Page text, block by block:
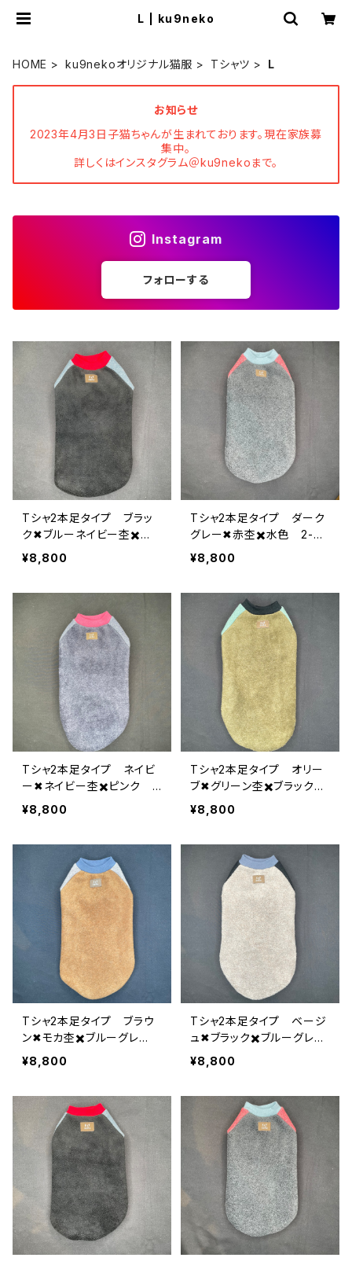
L | ku9neko
HOME ku9nekoオリジナル猫服 Tシャツ L
お知らせ
2023年4月3日子猫ちゃんが生まれております。現在家族募
集中。
詳しくはインスタグラム＠ku9nekoまで。
Instagram
フォローする
Tシャ2本足タイプ ブラッ
ク✖︎ブルーネイビー杢✖️
赤 2-XL-009
¥8,800
Tシャ2本足タイプ ダーク
グレー✖︎赤杢✖️水色 2-XL
-008
¥8,800
Tシャ2本足タイプ ネイビ
ー✖︎ネイビー杢✖️ピンク 2
-XL-007
¥8,800
Tシャ2本足タイプ オリー
ブ✖︎グリーン杢✖️ブラック
2-XL-006
¥8,800
Tシャ2本足タイプ ブラウ
ン✖︎モカ杢✖️ブルーグレ
ー 2-XL-005
¥8,800
Tシャ2本足タイプ ベージ
ュ✖︎ブラック✖️ブルーグレ
ー 2-XL-004
¥8,800